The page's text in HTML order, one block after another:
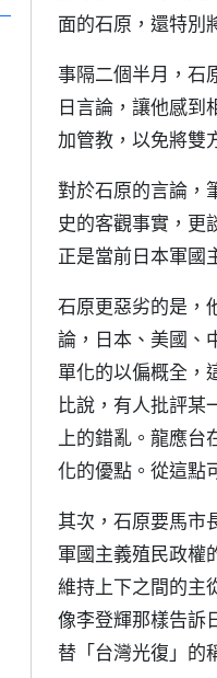
面的石原，還特別
事隔二個半月，石
日言論，讓他感到
加管教，以免將雙
對於石原的言論，
史的客觀事實，更
正是當前日本軍國
石原更惡劣的是，
論，日本、美國、
單化的以偏概全，
比說，有人批評某
上的錯亂。龍應台
化的優點。從這點
其次，石原要馬市
軍國主義殖民政權
維持上下之間的主
像李登輝那樣告訴
替「台灣光復」的